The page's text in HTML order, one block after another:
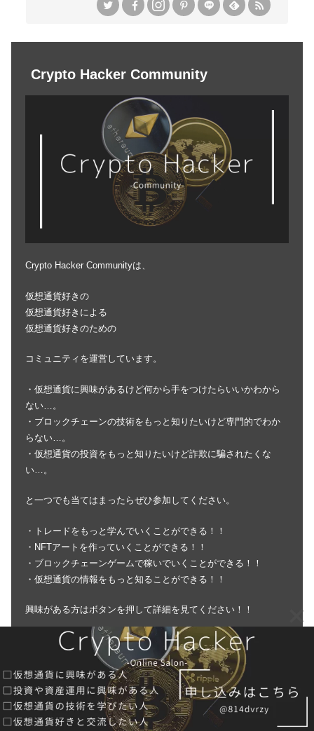
Crypto Hacker Community
Crypto Hacker Communityは、
仮想通貨好きの
仮想通貨好きによる
仮想通貨好きのための
コミュニティを運営しています。
・仮想通貨に興味があるけど何から手をつけたらいいかわから
ない…。
・ブロックチェーンの技術をもっと知りたいけど専門的でわか
らない…。
・仮想通貨の投資をもっと知りたいけど詐欺に騙されたくな
い…。
と一つでも当てはまったらぜひ参加してください。
・トレードをもっと学んでいくことができる！！
・NFTアートを作っていくことができる！！
・ブロックチェーンゲームで稼いでいくことができる！！
・仮想通貨の情報をもっと知ることができる！！
興味がある方はボタンを押して詳細を見てください！！
詳細を見る